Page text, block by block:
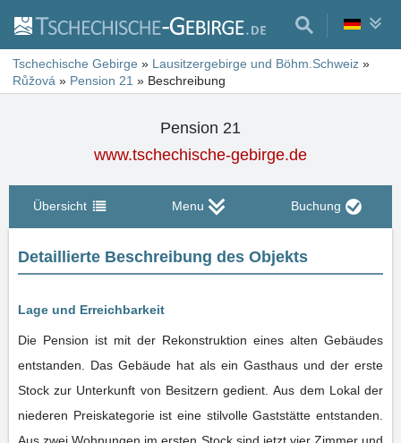
Tschechische Gebirge » Lausitzergebirge und Böhm.Schweiz »
Růžová » Pension 21 » Beschreibung
Pension 21
www.tschechische-gebirge.de
Übersicht Menu Buchung
Detaillierte Beschreibung des Objekts
Lage und Erreichbarkeit
Die Pension ist mit der Rekonstruktion eines alten Gebäudes
entstanden. Das Gebäude hat als ein Gasthaus und der erste
Stock zur Unterkunft von Besitzern gedient. Aus dem Lokal der
niederen Preiskategorie ist eine stilvolle Gaststätte entstanden.